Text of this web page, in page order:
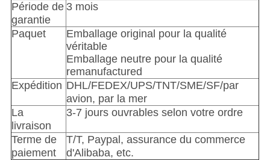
Période de
garantie
3 mois
Paquet
Emballage original pour la qualité
véritable
Emballage neutre pour la qualité
remanufactured
Expédition DHL/FEDEX/UPS/TNT/SME/SF/par
avion, par la mer
La
livraison
3-7 jours ouvrables selon votre ordre
Terme de
paiement
T/T, Paypal, assurance du commerce
d'Alibaba, etc.